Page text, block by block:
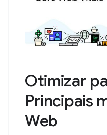
Otimizar
Principais
Web